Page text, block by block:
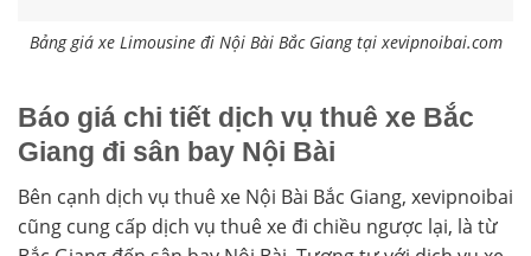
Bảng giá xe Limousine đi Nội Bài Bắc Giang tại xevipnoibai.com
Báo giá chi tiết dịch vụ thuê xe Bắc
Giang đi sân bay Nội Bài
Bên cạnh dịch vụ thuê xe Nội Bài Bắc Giang, xevipnoibai
cũng cung cấp dịch vụ thuê xe đi chiều ngược lại, là từ